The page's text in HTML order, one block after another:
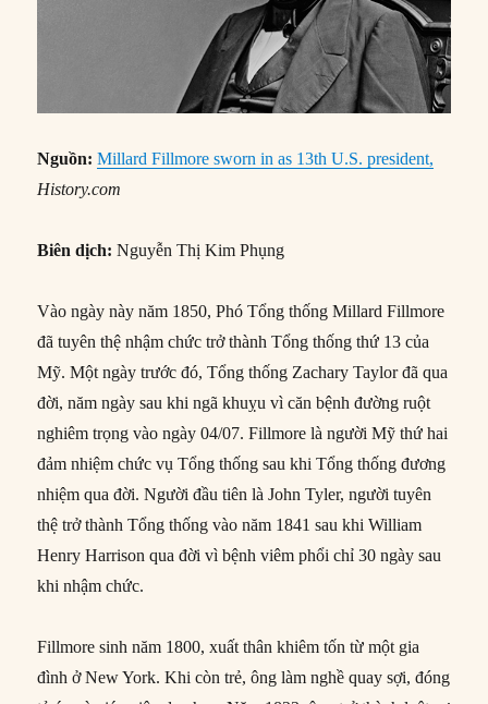
Nguồn: Millard Fillmore sworn in as 13th U.S. president,
History.com
Biên dịch: Nguyễn Thị Kim Phụng
Vào ngày này năm 1850, Phó Tổng thống Millard Fillmore
đã tuyên thệ nhậm chức trở thành Tổng thống thứ 13 của
Mỹ. Một ngày trước đó, Tổng thống Zachary Taylor đã qua
đời, năm ngày sau khi ngã khuỵu vì căn bệnh đường ruột
nghiêm trọng vào ngày 04/07. Fillmore là người Mỹ thứ hai
đảm nhiệm chức vụ Tổng thống sau khi Tổng thống đương
nhiệm qua đời. Người đầu tiên là John Tyler, người tuyên
thệ trở thành Tổng thống vào năm 1841 sau khi William
Henry Harrison qua đời vì bệnh viêm phổi chỉ 30 ngày sau
khi nhậm chức.
Fillmore sinh năm 1800, xuất thân khiêm tốn từ một gia
đình ở New York. Khi còn trẻ, ông làm nghề quay sợi, đóng